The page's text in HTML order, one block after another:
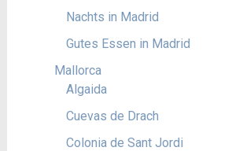
Nachts in Madrid
Gutes Essen in Madrid
Mallorca
Algaida
Cuevas de Drach
Colonia de Sant Jordi